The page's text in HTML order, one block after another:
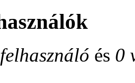
és 0